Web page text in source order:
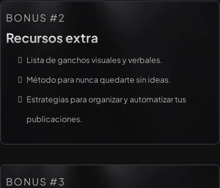
BONUS #2
Recursos extra
Lista de ganchos visuales y verbales.
Método para nunca quedarte sin ideas.
Estrategias para organizar y automatizar tus
publicaciones.
BONUS #3